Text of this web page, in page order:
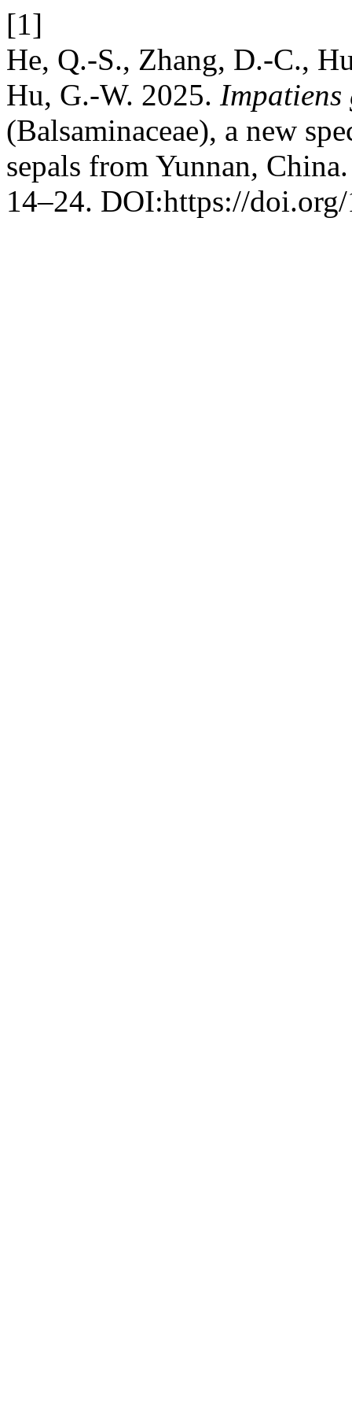
[1]
He, Q.-S., Zhang, D.-C.,
Hu, G.-W. 2025.
(Balsaminaceae), a new
sepals from Yunnan,
14–24. DOI:https://